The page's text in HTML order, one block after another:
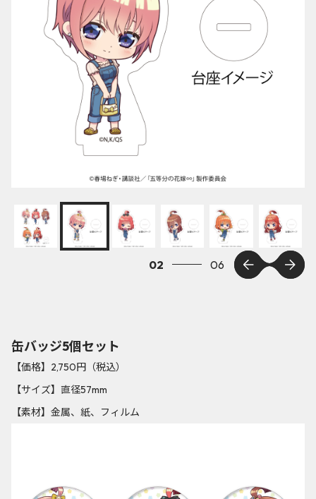
03 06
缶バッジ5個セット
【価格】2,750円（税込）
【サイズ】直径57mm
【素材】金属、紙、フィルム